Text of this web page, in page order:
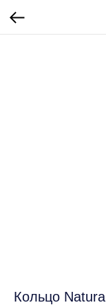
Кольцо Natura